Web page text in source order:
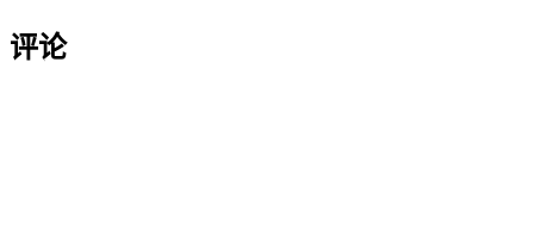
评论